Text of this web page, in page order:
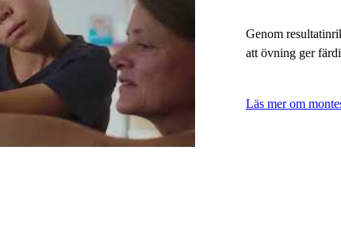
Genom
att övning ger
Läs mer om